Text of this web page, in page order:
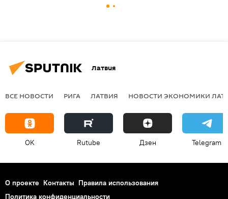
Латвия
ВСЕ НОВОСТИ РИГА ЛАТВИЯ НОВОСТИ ЭКОНОМИКИ
OK Rutube Дзен Telegram
О проекте Контакты Правила использования
Политика конфиденциальности